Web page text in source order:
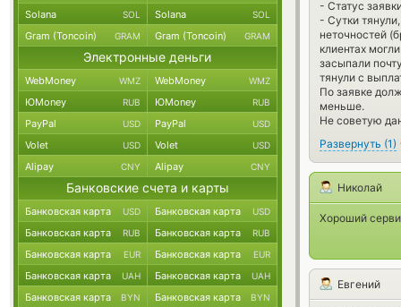
- Статус
- Сутки
неточностей
клиентах
засыпали
тянули с
По заявке
меньше.
Не советую
Развернуть (1)
Николай
Хороший
Евгений
Solana SOL Solana SOL
Gram (Toncoin) GRAM Gram (Toncoin) GRAM
Электронные деньги
WebMoney WMZ WebMoney WMZ
ЮMoney RUB ЮMoney RUB
PayPal USD PayPal USD
Volet USD Volet USD
Alipay CNY Alipay CNY
Банковские счета и карты
Банковская карта USD Банковская карта USD
Банковская карта RUB Банковская карта RUB
Банковская карта EUR Банковская карта EUR
Банковская карта UAH Банковская карта UAH
Банковская карта BYN Банковская карта BYN